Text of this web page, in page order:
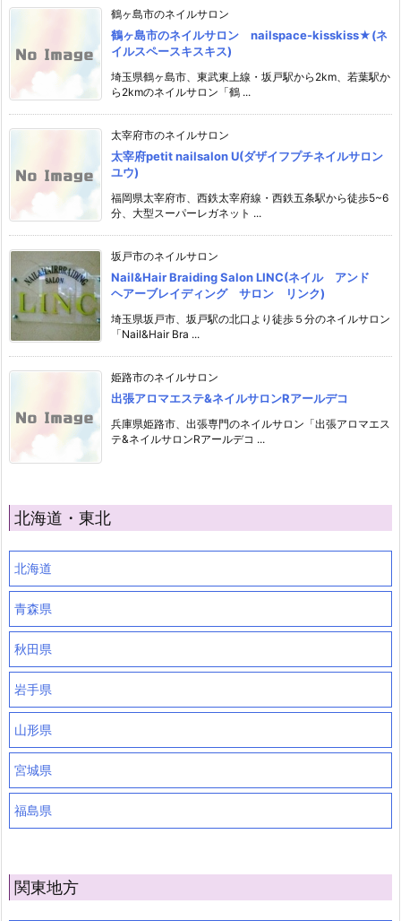
鶴ヶ島市のネイルサロン
鶴ヶ島市のネイルサロン nailspace-kisskiss★(ネ
イルスペースキスキス)
埼玉県鶴ヶ島市、東武東上線・坂戸駅から2km、若葉駅か
ら2kmのネイルサロン「鶴 ...
太宰府市のネイルサロン
太宰府petit nailsalon U(ダザイフプチネイルサロン
ユウ)
福岡県太宰府市、西鉄太宰府線・西鉄五条駅から徒歩5~6
分、大型スーパーレガネット ...
坂戸市のネイルサロン
Nail&Hair Braiding Salon LINC(ネイル アンド
ヘアーブレイディング サロン リンク)
埼玉県坂戸市、坂戸駅の北口より徒歩５分のネイルサロン
「Nail&Hair Bra ...
姫路市のネイルサロン
出張アロマエステ&ネイルサロンRアールデコ
兵庫県姫路市、出張専門のネイルサロン「出張アロマエス
テ&ネイルサロンRアールデコ ...
北海道・東北
北海道
青森県
秋田県
岩手県
山形県
宮城県
福島県
関東地方